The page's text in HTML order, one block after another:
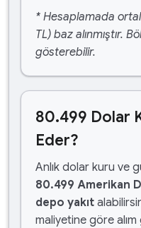
* Hesaplamada
TL) baz alınmıştır.
gösterebilir.
80.499 Dolar
Eder?
Anlık dolar kuru ve
80.499 Amerikan
depo yakıt
maliyetine göre